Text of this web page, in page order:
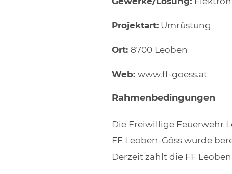
Projektart: Umrüstung
Ort: 8700 Leoben
Web: www.ff-goess.at
Rahmenbedingungen
Die Freiwillige Feuerwehr
FF Leoben-Göss wurde
Derzeit zählt die FF